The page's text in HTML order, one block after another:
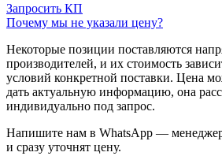
Запросить КП
Почему мы не указали цену?
Некоторые позиции поставляются
производителей, и их стоимость
условий конкретной поставки. Цена
дать актуальную информацию, она
индивидуально под запрос.
Напишите нам в WhatsApp —
и сразу уточнят цену.